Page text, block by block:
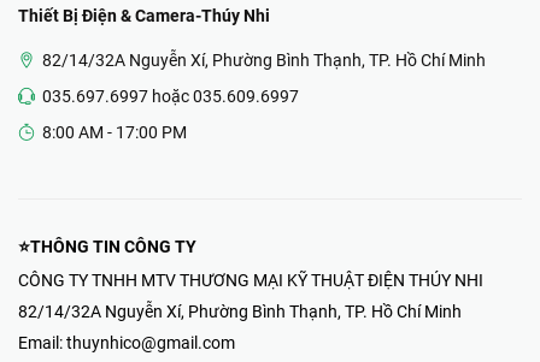
Thiết Bị Điện & Camera-Thúy Nhi
82/14/32A Nguyễn Xí, Phường Bình Thạnh, TP. Hồ Chí Minh
035.697.6997 hoặc 035.609.6997
8:00 AM - 17:00 PM
⭐THÔNG TIN CÔNG TY
CÔNG TY TNHH MTV THƯƠNG MẠI KỸ THUẬT ĐIỆN THÚY NHI
82/14/32A Nguyễn Xí, Phường Bình Thạnh, TP. Hồ Chí Minh
Email:thuynhico@gmail.com